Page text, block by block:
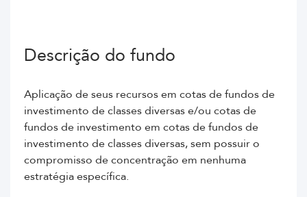
Descrição do fundo
Aplicação de seus recursos em cotas de fundos de
investimento de classes diversas e/ou cotas de
fundos de investimento em cotas de fundos de
investimento de classes diversas, sem possuir o
compromisso de concentração em nenhuma
estratégia específica.